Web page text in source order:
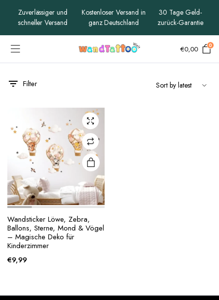
Zuverlässiger und
schneller Versand
Kostenloser Versand in
ganz Deutschland
30 Tage Geld-
zurück-Garantie
€0,00 0
Filter
Wandsticker Löwe, Zebra,
Ballons, Sterne, Mond & Vögel
– Magische Deko für
Kinderzimmer
€9,99